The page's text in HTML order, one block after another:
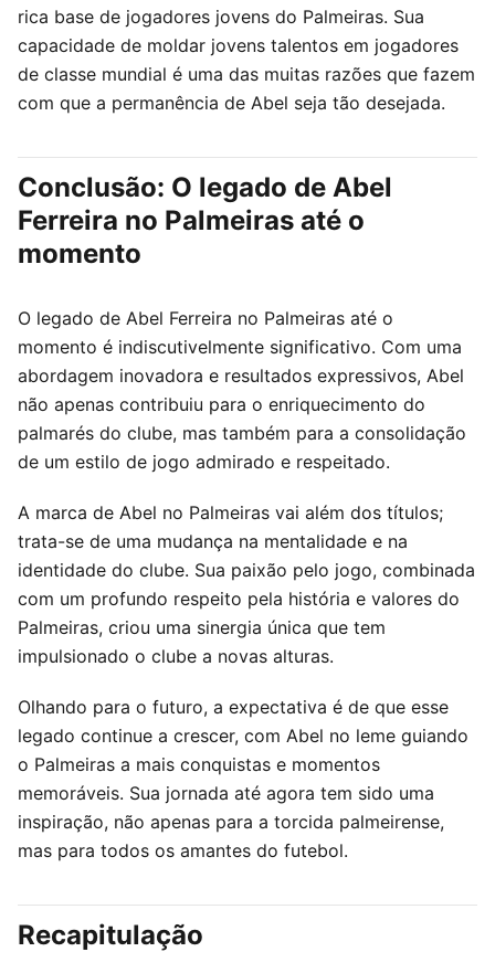
rica base de jogadores jovens do Palmeiras. Sua
capacidade de moldar jovens talentos em jogadores
de classe mundial é uma das muitas razões que fazem
com que a permanência de Abel seja tão desejada.
Conclusão: O legado de Abel
Ferreira no Palmeiras até o
momento
O legado de Abel Ferreira no Palmeiras até o
momento é indiscutivelmente significativo. Com uma
abordagem inovadora e resultados expressivos, Abel
não apenas contribuiu para o enriquecimento do
palmarés do clube, mas também para a consolidação
de um estilo de jogo admirado e respeitado.
A marca de Abel no Palmeiras vai além dos títulos;
trata-se de uma mudança na mentalidade e na
identidade do clube. Sua paixão pelo jogo, combinada
com um profundo respeito pela história e valores do
Palmeiras, criou uma sinergia única que tem
impulsionado o clube a novas alturas.
Olhando para o futuro, a expectativa é de que esse
legado continue a crescer, com Abel no leme guiando
o Palmeiras a mais conquistas e momentos
memoráveis. Sua jornada até agora tem sido uma
inspiração, não apenas para a torcida palmeirense,
mas para todos os amantes do futebol.
Recapitulação